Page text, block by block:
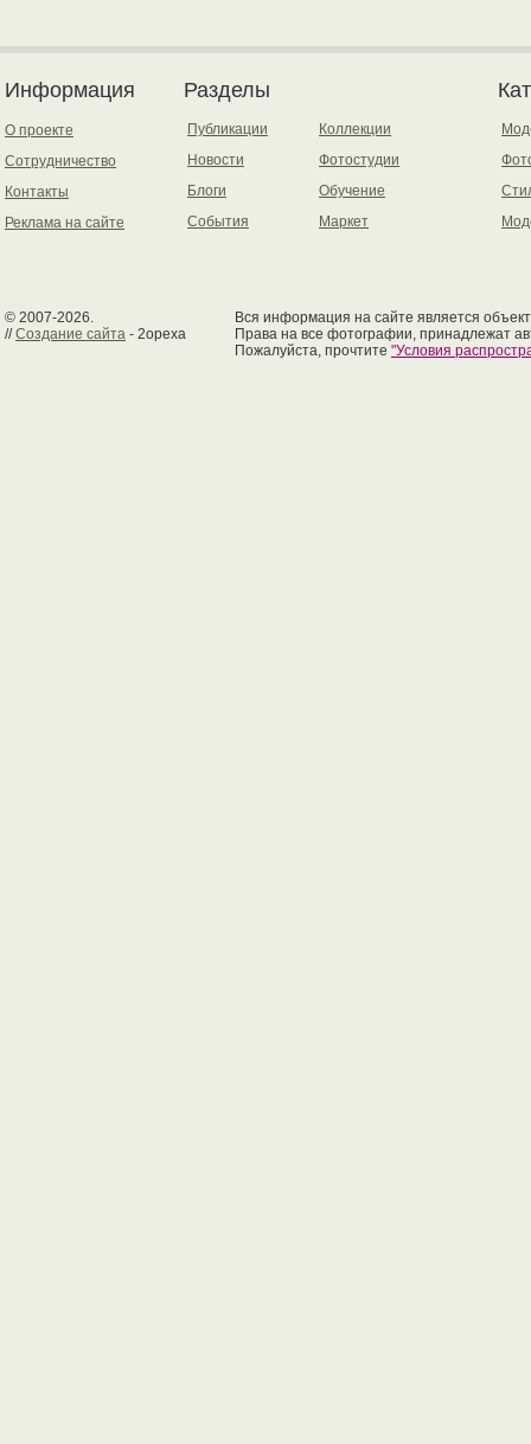
Информация
О проекте
Сотрудничество
Контакты
Реклама на сайте
Разделы
Публикации
Новости
Блоги
События
Коллекции
Фотостудии
Обучение
Маркет
© 2007-2026.
//Создание сайта - 2opexa
Вся информация на сайте является
Права на все фотографии, принадлежат
Пожалуйста, прочтите "Условия